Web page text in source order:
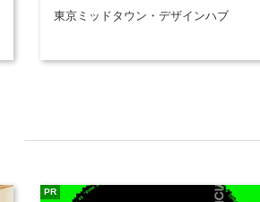
東京ミッドタウン・デザインハブ
PR